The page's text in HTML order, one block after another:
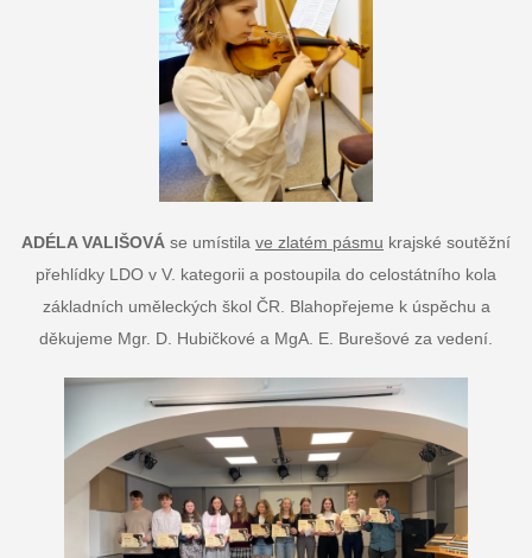
ADÉLA VALIŠOVÁ se umístila ve zlatém pásmu krajské soutěžní
přehlídky LDO v V. kategorii a postoupila do celostátního kola
základních uměleckých škol ČR. Blahopřejeme k úspěchu a
děkujeme Mgr. D. Hubičkové a MgA. E. Burešové za vedení.